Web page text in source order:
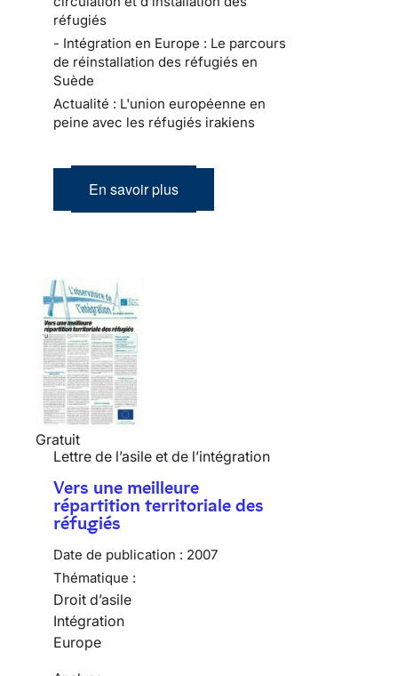
réfugiés
- Intégration en Europe : Le parcours
de réinstallation des réfugiés en
Suède
Actualité : L'union européenne en
peine avec les réfugiés irakiens
En savoir plus
Gratuit
Lettre de l’asile et de l’intégration
Vers une meilleure
répartition territoriale des
réfugiés
Date de publication : 2007
Thématique :
Droit d’asile
Intégration
Europe